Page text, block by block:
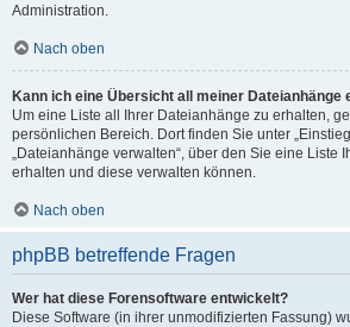
Administration.
Nach oben
Kann ich eine Übersicht all meiner Dateianhänge
Um eine Liste all Ihrer Dateianhänge zu erhalten,
persönlichen Bereich. Dort finden Sie unter
„Dateianhänge verwalten“, über den Sie eine Liste
erhalten und diese verwalten können.
Nach oben
phpBB betreffende Fragen
Wer hat diese Forensoftware entwickelt?
Diese Software (in ihrer unmodifizierten Fassung)